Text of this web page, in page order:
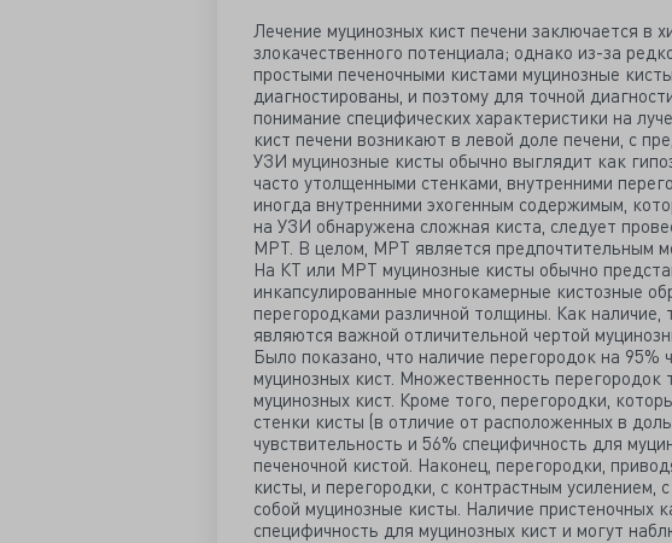
Лечение муцинозных кист печени заключается в
злокачественного потенциала; однако из-за
простыми печеночными кистами муцинозные
диагностированы, и поэтому для точной
понимание специфических характеристики на
кист печени возникают в левой доле печени, с
УЗИ муцинозные кисты обычно выглядит как
часто утолщенными стенками, внутренними
иногда внутренними эхогенным содержимым,
на УЗИ обнаружена сложная киста, следует
МРТ. В целом, МРТ является предпочтительным
На КТ или МРТ муцинозные кисты обычно
инкапсулированные многокамерные кистозные
перегородками различной толщины. Как
являются важной отличительной чертой
Было показано, что наличие перегородок на 95%
муцинозных кист. Множественность перегородок
муцинозных кист. Кроме того, перегородки,
стенки кисты (в отличие от расположенных в
чувствительность и 56% специфичность для
печеночной кистой. Наконец, перегородки,
кисты, и перегородки, с контрастным
собой муцинозные кисты. Наличие пристеночных
специфичность для муцинозных кист и могут